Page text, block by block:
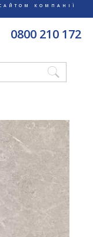
КОМПАНІЇ
0800 210 172